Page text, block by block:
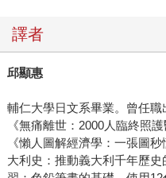
譯者
邱顯惠
輔仁大學日文系畢業。曾任
《無痛離世：2000人臨終照
《懶人圖解經濟學：一張圖
大利史：推動義大利千年歷